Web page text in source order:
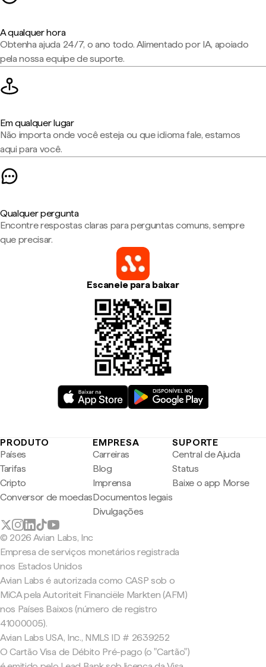
A qualquer hora
Obtenha ajuda 24/7, o ano todo. Alimentado por IA, apoiado
pela nossa equipe de suporte.
Em qualquer lugar
Não importa onde você esteja ou que idioma fale, estamos
aqui para você.
Qualquer pergunta
Encontre respostas claras para perguntas comuns, sempre
que precisar.
Escaneie para baixar
PRODUTO
Países
Tarifas
Cripto
Conversor de moedas
EMPRESA
Carreiras
Blog
Imprensa
Documentos legais
Divulgações
SUPORTE
Central de Ajuda
Status
Baixe o app Morse
© 2026 Avian Labs, Inc
Empresa de serviços monetários registrada
nos Estados Unidos
Avian Labs é autorizada como CASP sob o
MiCA pela Autoriteit Financiële Markten (AFM)
nos Países Baixos (número de registro
41000005).
Avian Labs USA, Inc., NMLS ID # 2639252
O Cartão Visa de Débito Pré-pago (o "Cartão")